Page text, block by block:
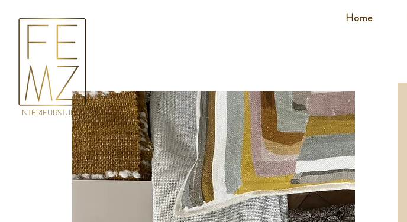
INTERIEURSTUDIO
Home